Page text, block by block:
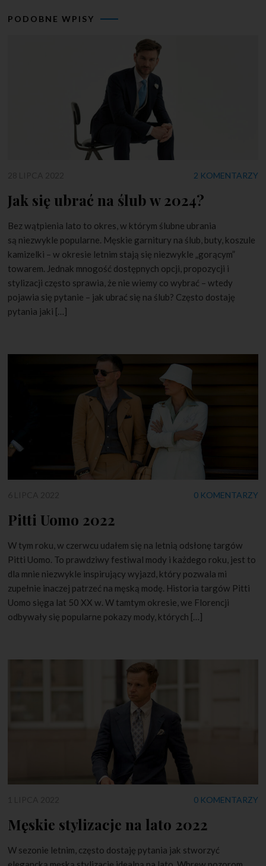
PODOBNE WPISY
2 KOMENTARZY
Jak się ubrać na ślub w 2024?
Bez wątpienia lato to okres, w którym ślubne ubrania
są niezwykle popularne. Męskie garnitury na ślub, buty, koszule
kamizelki – w okresie letnim stają się niezwykle „gorącym”
towarem. Jednak mnogość dostępnych opcji, propozycji i
stylizacji często sprawia, że nie wiemy co wybrać – wtedy
pojawia się pytanie – jak ubrać się na ślub? Często dostaję
pytania jaki […]
0 KOMENTARZY
Pitti Uomo 2022
W tym roku, w czerwcu udałem się na letnią odsłonę targów
Pitti Uomo. To prawdziwy festiwal mody i każdego roku, jest to
dla mnie niezwykle inspirujący wyjazd, który pozwala mi
zupełnie inaczej patrzeć na męską modę. Historia targów Pitti
Uomo sięga lat 50 XX w. W tamtym okresie, we Florencji
odbywały się popularne pokazy mody, których […]
0 KOMENTARZY
Męskie stylizacje na lato 2022
W sezonie letnim, często dostaję pytania jak stworzyć